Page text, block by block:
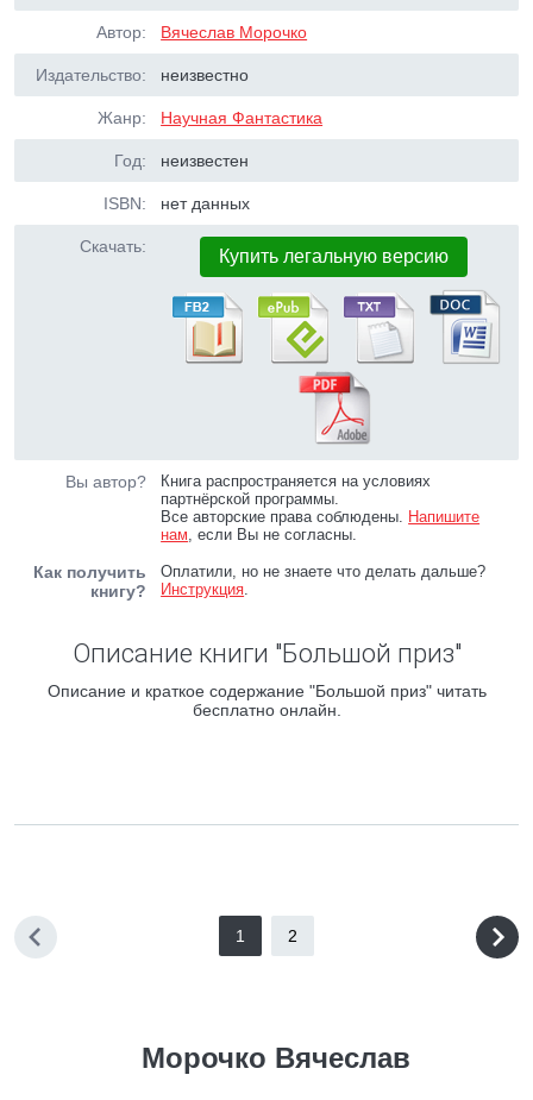
Автор: Вячеслав Морочко
Издательство: неизвестно
Жанр: Научная Фантастика
Год: неизвестен
ISBN: нет данных
Скачать: Купить легальную версию
Вы автор?
Книга распространяется на условиях
партнёрской программы.
Все авторские права соблюдены. Напишите
нам, если Вы не согласны.
Как получить
книгу?
Оплатили, но не знаете что делать дальше?
Инструкция.
Описание книги "Большой приз"
Описание и краткое содержание "Большой приз" читать
бесплатно онлайн.
1 2
Морочко Вячеслав